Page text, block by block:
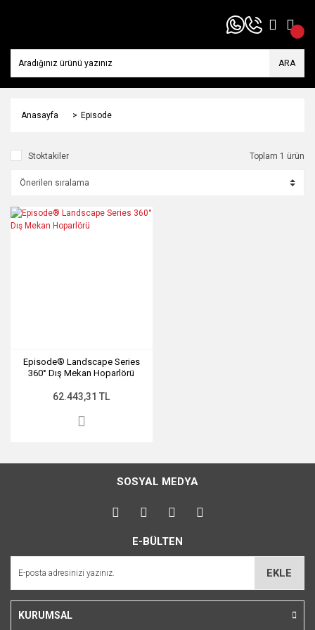
ARA
Anasayfa Episode
Stoktakiler Toplam 1 ürün
Episode® Landscape Series
360° Dış Mekan Hoparlörü
62.443,31 TL
SOSYAL MEDYA
E-BÜLTEN
EKLE
KURUMSAL